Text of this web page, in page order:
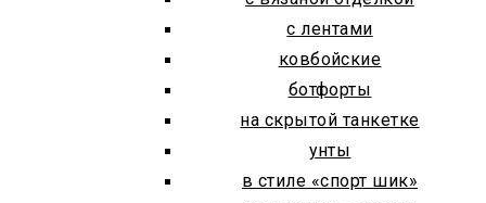
с лентами
ковбойские
ботфорты
на скрытой танкетке
унты
в стиле «спорт шик»